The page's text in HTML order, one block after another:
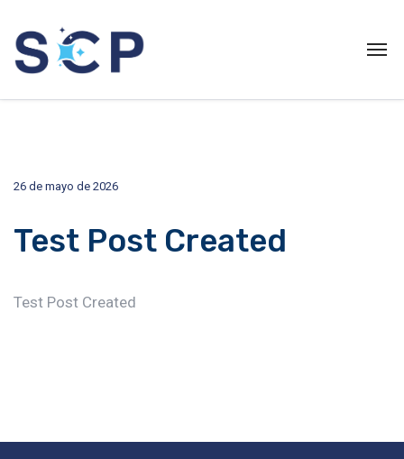
26 de mayo de 2026
Test Post Created
Test Post Created